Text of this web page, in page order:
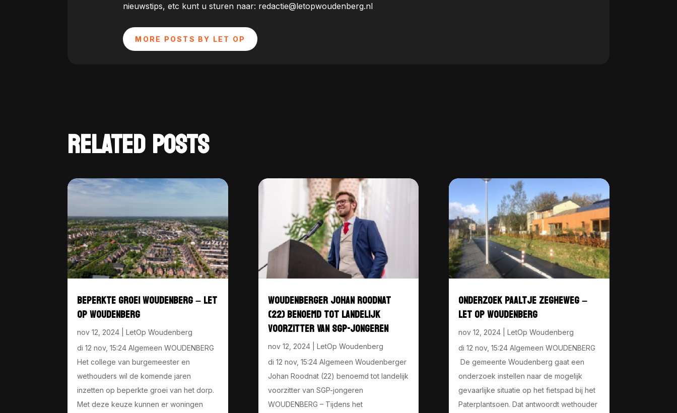
nieuwstips, etc kunt u sturen naar: redactie@letopwoudenberg.nl
MORE POSTS BY LET OP
RELATED POSTS
BEPERKTE GROEI WOUDENBERG – LET
OP WOUDENBERG
nov 12, 2024 |LetOp Woudenberg
di 12 nov, 15:24 Algemeen WOUDENBERG
Het college van burgemeester en
wethouders wil de komende jaren
inzetten op beperkte groei van het dorp.
Met deze keuze kunnen er woningen
WOUDENBERGER JOHAN ROODNAT
(22) BENOEMD TOT LANDELIJK
VOORZITTER VAN SGP-JONGEREN
nov 12, 2024| LetOp Woudenberg
di 12 nov, 15:24 Algemeen Woudenberger
Johan Roodnat (22) benoemd tot landelijk
voorzitter van SGP-jongeren
WOUDENBERG – Tijdens het
ONDERZOEK PAALTJE ZEGHEWEG –
LET OP WOUDENBERG
nov 12, 2024| LetOp Woudenberg
di 12 nov, 15:24 Algemeen WOUDENBERG
De gemeente Woudenberg gaat een
onderzoek instellen naar de mogelijk
gevaarlijke situatie op het fietspad bij het
Paterplantsoen. Dat antwoordt wethouder